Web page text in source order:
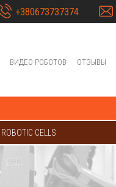
+380673737374
ВИДЕО РОБОТОВ ОТЗЫВЫ
ROBOTIC CELLS